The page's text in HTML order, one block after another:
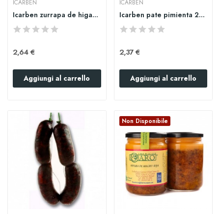
ICARBEN
Icarben zurrapa de higado 250gr
2,64 €
Aggiungi al carrello
ICARBEN
Icarben pate pimienta 250gr
2,37 €
Aggiungi al carrello
Non Disponibile